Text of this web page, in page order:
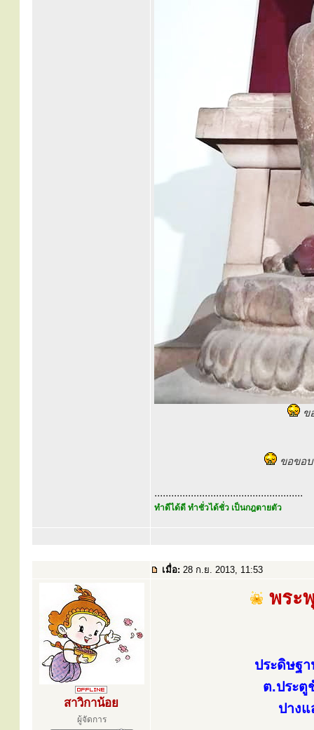
ข
ขอขอ
.....................................................
ทำดีได้ดี ทำชั่วได้ชั่ว เป็นกฎตายตัว
เมื่อ: 28 ก.ย. 2013, 11:53
สาวิกาน้อย
ผู้จัดการ
พระ
ประดิษฐ
ต.ประตู
ปาง